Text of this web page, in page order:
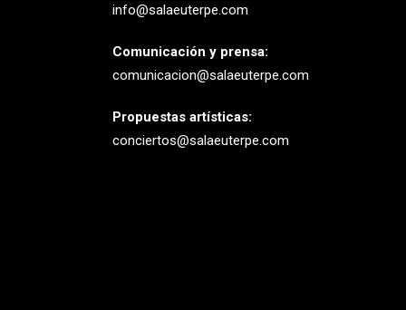
info@salaeuterpe.com
Comunicación y prensa:
comunicacion@salaeuterpe.com
Propuestas artísticas:
conciertos@salaeuterpe.com